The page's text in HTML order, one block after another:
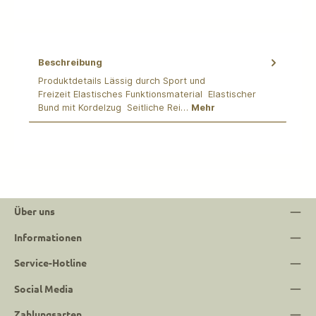
Beschreibung
Produktdetails Lässig durch Sport und
Freizeit Elastisches Funktionsmaterial Elastischer
Bund mit Kordelzug Seitliche Rei… Mehr
Über uns
Informationen
Service-Hotline
Social Media